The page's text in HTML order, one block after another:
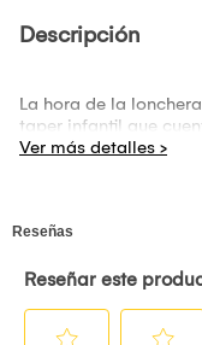
Descripción
La hora de la
taper infantil que